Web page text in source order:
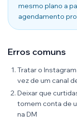
mesmo plano a
agendamento
Erros comuns
Tratar o
vez de um canal
Deixar que
tomem conta de
na DM